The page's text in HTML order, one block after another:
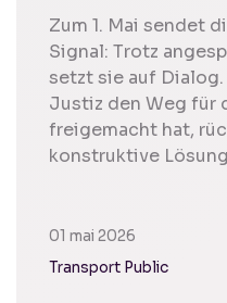
Zum 1. Mai sendet
Signal: Trotz
setzt sie auf
Justiz den Weg für
freigemacht hat,
konstruktive
01 mai 2026
Transport Public